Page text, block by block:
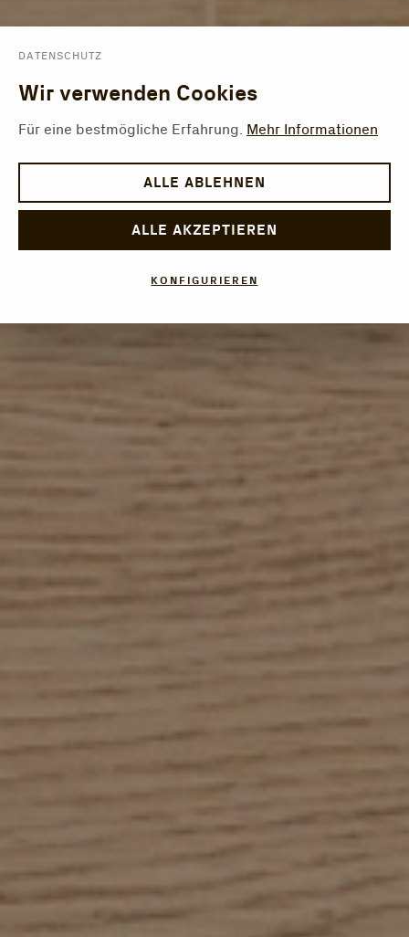
DATENSCHUTZ
Wir verwenden Cookies
Für eine bestmögliche Erfahrung. Mehr Informationen
ALLE ABLEHNEN
ALLE AKZEPTIEREN
KONFIGURIEREN